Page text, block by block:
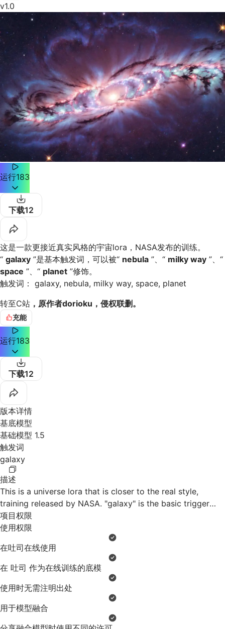
v1.0
运行183
下载12
这是一款更接近真实风格的宇宙lora，NASA发布的训练。
“ galaxy ”是基本触发词，可以被“ nebula ”、“ milky way ”、“
space ”、“ planet ”修饰。
触发词： galaxy, nebula, milky way, space, planet
转至C站 ，原作者dorioku，侵权联删。
充能
运行183
下载12
版本详情
基底模型
基础模型 1.5
触发词
galaxy
描述
This is a universe lora that is closer to the real style,
training released by NASA. "galaxy" is the basic trigger
word, which can be modified by "nebula", "milky way"
,"space" and "planet".
项目权限
使用权限
在吐司在线使用
在 吐司 作为在线训练的底模
使用时无需注明出处
用于模型融合